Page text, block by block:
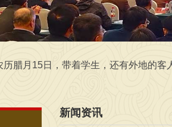
腊月15日，带着学生，还有外地的客
新闻资讯